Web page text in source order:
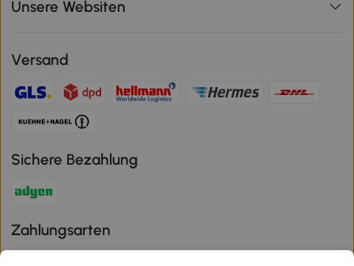
Unsere Websiten
Versand
Sichere Bezahlung
Zahlungsarten